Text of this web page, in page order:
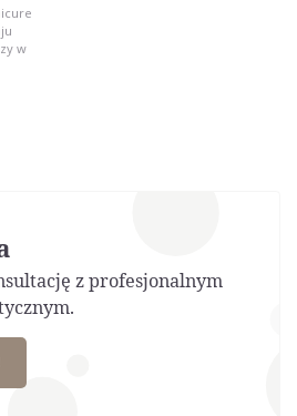
w
z profesjonalnym